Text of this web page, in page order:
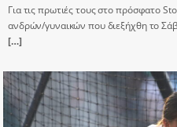
Για τις πρωτιές τους στο πρόσφατο
ανδρών/γυναικών που διεξήχθη το
[…]